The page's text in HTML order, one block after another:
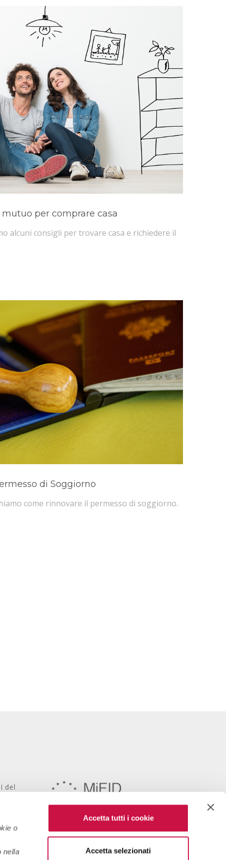
o
nella
Accetta tutti i cookie
Accetta selezionati
per comprare casa
alcuni consigli per trovare casa e richiedere il
di Soggiorno
come rinnovare il permesso di soggiorno.
del